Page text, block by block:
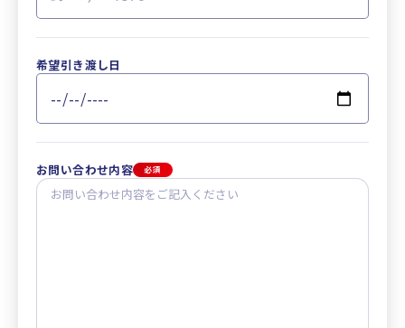
希望引き渡し日
お問い合わせ内容 必須